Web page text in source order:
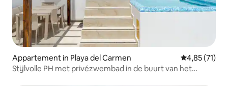
Appartement in Playa del Carmen Gemiddelde
4,85 (71)
Stijlvolle PH met privézwembad in de buurt van het